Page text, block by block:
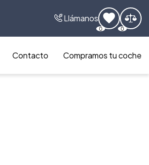
Llámanos
0 0
Contacto Compramos tu coche